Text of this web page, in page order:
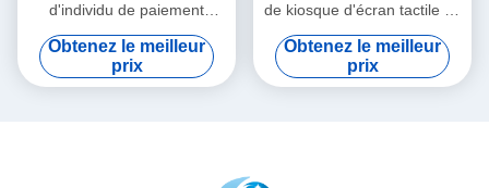
d'individu de paiement
d'individu d'écran tactile pour
le restaurant KFC de
McDonald's
Obtenez le meilleur
prix
de kiosque d'écran tactile de
HDMI commandant la
machine de paiement de
service d'individu
Obtenez le meilleur
prix